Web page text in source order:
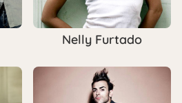
Nelly Furtado